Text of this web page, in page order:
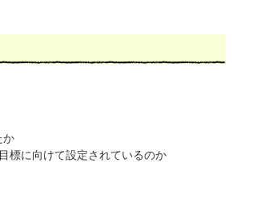
か
標に向けて設定されているのか